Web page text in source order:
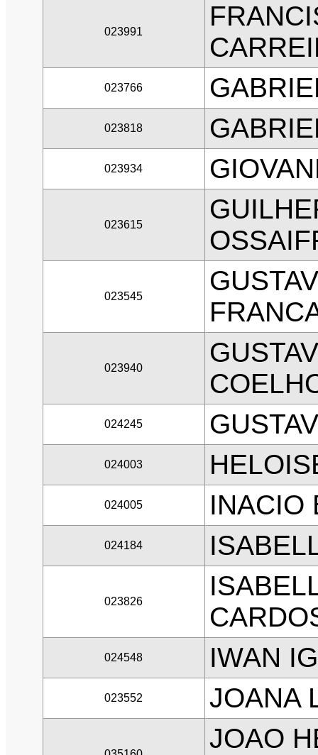
023991
023766
023818
023934
023615
023545
023940
024245
024003
024005 INACIO
024184
023826
024548 IWAN
023552 JOANA
JOAO